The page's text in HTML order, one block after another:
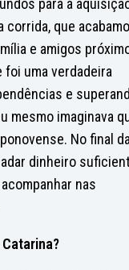
corrida, que
e amigos
foi uma verdadeira
e
mesmo imaginava
No final
dinheiro
nas